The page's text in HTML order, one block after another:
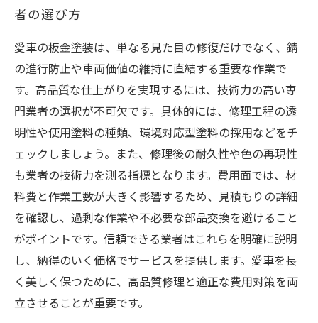
者の選び方
愛車の板金塗装は、単なる見た目の修復だけでなく、錆
の進行防止や車両価値の維持に直結する重要な作業で
す。高品質な仕上がりを実現するには、技術力の高い専
門業者の選択が不可欠です。具体的には、修理工程の透
明性や使用塗料の種類、環境対応型塗料の採用などをチ
ェックしましょう。また、修理後の耐久性や色の再現性
も業者の技術力を測る指標となります。費用面では、材
料費と作業工数が大きく影響するため、見積もりの詳細
を確認し、過剰な作業や不必要な部品交換を避けること
がポイントです。信頼できる業者はこれらを明確に説明
し、納得のいく価格でサービスを提供します。愛車を長
く美しく保つために、高品質修理と適正な費用対策を両
立させることが重要です。